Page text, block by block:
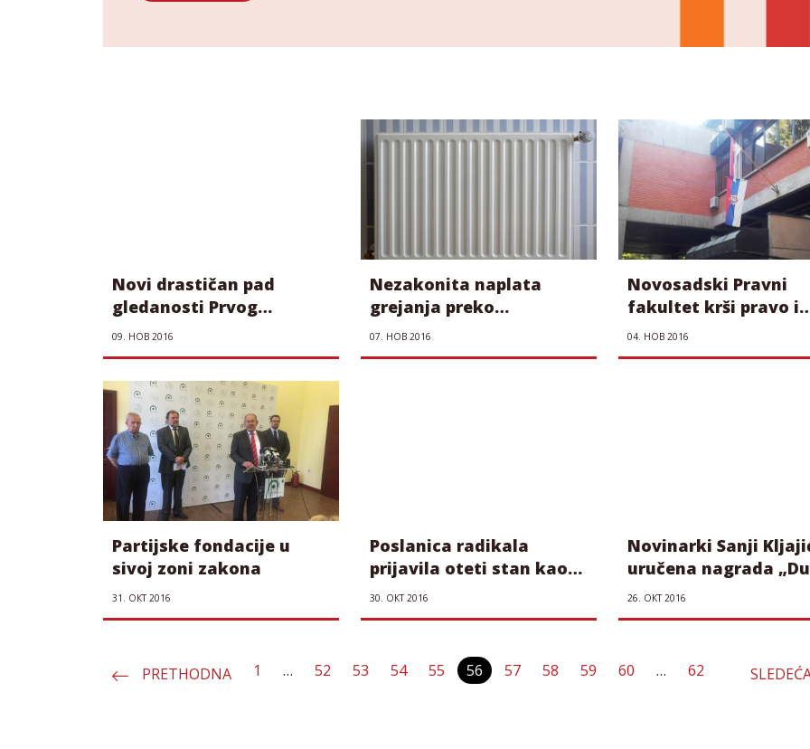
Novi drastičan pad
gledanosti Prvog
programa RTV
09. НОВ 2016
Nezakonita naplata
grejanja preko
komšijskog zida?
07. НОВ 2016
Novosadski Pravni
fakultet krši pravo i
diskriminiše
studente
04. НОВ 2016
Partijske fondacije u
sivoj zoni zakona
31. ОКТ 2016
Poslanica radikala
prijavila oteti stan kao
svoj
30. ОКТ 2016
Novinarki Sanji
uručena nagrada
Bogavac“ (audio)
26. ОКТ 2016
Пагинација
PRETHODNA 1 … 52 53 54 55 56 57 58 59 60 … 62